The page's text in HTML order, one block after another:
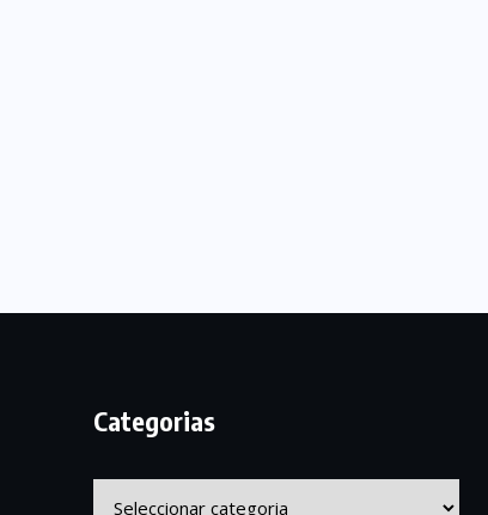
Categorias